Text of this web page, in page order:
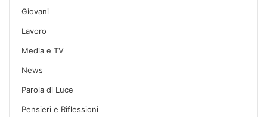
Giovani
Lavoro
Media e TV
News
Parola di Luce
Pensieri e Riflessioni